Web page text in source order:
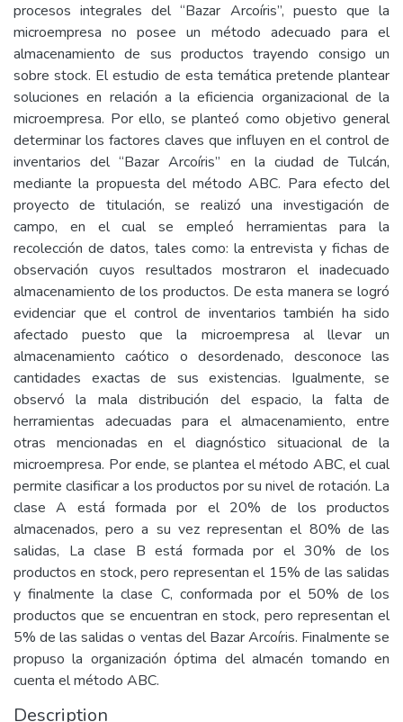
procesos integrales del “Bazar Arcoíris”, puesto que la
microempresa no posee un método adecuado para el
almacenamiento de sus productos trayendo consigo un
sobre stock. El estudio de esta temática pretende plantear
soluciones en relación a la eficiencia organizacional de la
microempresa. Por ello, se planteó como objetivo general
determinar los factores claves que influyen en el control de
inventarios del “Bazar Arcoíris” en la ciudad de Tulcán,
mediante la propuesta del método ABC. Para efecto del
proyecto de titulación, se realizó una investigación de
campo, en el cual se empleó herramientas para la
recolección de datos, tales como: la entrevista y fichas de
observación cuyos resultados mostraron el inadecuado
almacenamiento de los productos. De esta manera se logró
evidenciar que el control de inventarios también ha sido
afectado puesto que la microempresa al llevar un
almacenamiento caótico o desordenado, desconoce las
cantidades exactas de sus existencias. Igualmente, se
observó la mala distribución del espacio, la falta de
herramientas adecuadas para el almacenamiento, entre
otras mencionadas en el diagnóstico situacional de la
microempresa. Por ende, se plantea el método ABC, el cual
permite clasificar a los productos por su nivel de rotación. La
clase A está formada por el 20% de los productos
almacenados, pero a su vez representan el 80% de las
salidas, La clase B está formada por el 30% de los
productos en stock, pero representan el 15% de las salidas
y finalmente la clase C, conformada por el 50% de los
productos que se encuentran en stock, pero representan el
5% de las salidas o ventas del Bazar Arcoíris. Finalmente se
propuso la organización óptima del almacén tomando en
cuenta el método ABC.
Description